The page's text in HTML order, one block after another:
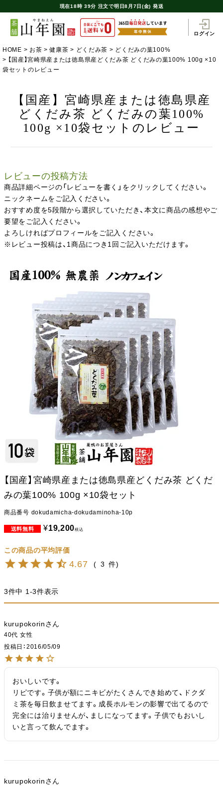
現在18時 39分 注文で明日8月7日(金) 発送
ログイン
HOME お茶 健康茶 どくだみ茶
どくだみの葉100%
【国産】宮崎県産または徳島県産どくだみ茶 どくだみの葉100% 100g ×10
袋セットのレビュー
【国産】宮崎県産または徳島県産
どくだみ茶 どくだみの葉100%
100g ×10袋セットのレビュー
レビューの投稿方法
商品詳細ページの「レビューを書く」をクリックしてください。
ニックネームをご記入ください。
おすすめ度を5段階から選択していただき、本文に商品の感想やご
要望をご記入ください。
よろしければプロフィールをご記入ください。
※レビュー投稿は、1商品につき1回ご記入いただけます。
【国産】宮崎県産または徳島県産どくだみ茶 どくだ
みの葉100% 100g ×10袋セット
商品番号 dokudamicha-dokudaminoha-10p
¥19,200税込
4.67 3
3件中 1-3件表示
kurupokorin
40代 女性
投稿日
2016/05/09
おいしいです。
リピです。子供が額にニキビがたくさんでき始めて、ドクダ
ミ茶を毎日飲ませてます。成長ホルモンの影響で出てるので
完全には治りませんが、ましになってます。子供でもおいし
いと言って飲んでます。
kurupokorin